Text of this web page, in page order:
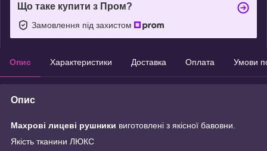
Що таке купити з Пром?
Замовлення під захистом
Опис Характеристики Доставка Оплата Умови
Опис
Махрові лицеві рушники виготовлені з якісної бавовни.
Якість тканини ЛЮКС